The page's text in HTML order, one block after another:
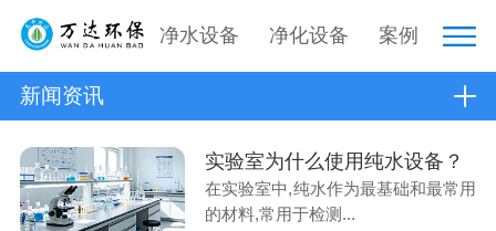
净水设备 净化设备 案例
新闻资讯
实验室为什么使用纯水设备？
在实验室中,纯水作为最基础和最常用
的材料,常用于检测...